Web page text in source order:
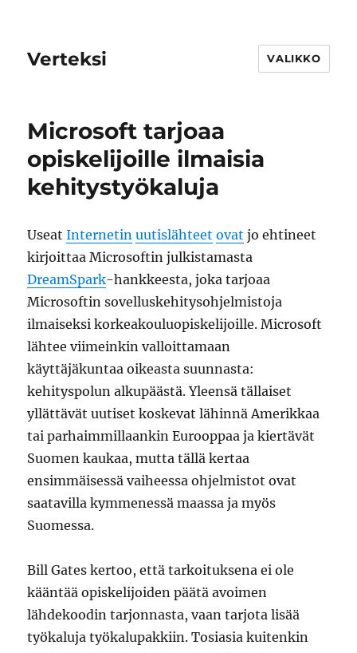
Verteksi VALIKKO
Microsoft tarjoaa
opiskelijoille ilmaisia
kehitystyökaluja
UseatInternetin uutislähteet ovat jo ehtineet
kirjoittaa Microsoftin julkistamasta
DreamSpark-hankkeesta, joka tarjoaa
Microsoftin sovelluskehitysohjelmistoja
ilmaiseksi korkeakouluopiskelijoille. Microsoft
lähtee viimeinkin valloittamaan
käyttäjäkuntaa oikeasta suunnasta:
kehityspolun alkupäästä. Yleensä tällaiset
yllättävät uutiset koskevat lähinnä Amerikkaa
tai parhaimmillaankin Eurooppaa ja kiertävät
Suomen kaukaa, mutta tällä kertaa
ensimmäisessä vaiheessa ohjelmistot ovat
saatavilla kymmenessä maassa ja myös
Suomessa.
Bill Gates kertoo, että tarkoituksena ei ole
kääntää opiskelijoiden päätä avoimen
lähdekoodin tarjonnasta, vaan tarjota lisää
työkaluja työkalupakkiin. Tosiasia kuitenkin